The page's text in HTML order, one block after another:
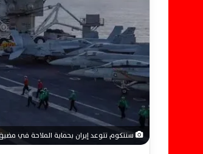
ت
ر
و
ن
ي
سنتكوم تتوعد إيران بحماية الملاحة في